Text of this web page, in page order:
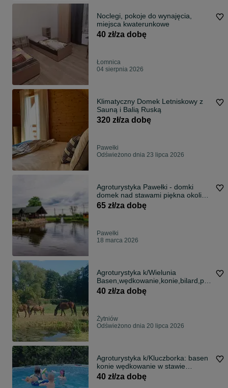
Noclegi, pokoje do wynajęcia,
miejsca kwaterunkowe
40 zł/za dobę
Łomnica
04 sierpnia 2026
Klimatyczny Domek Letniskowy z
Sauną i Balią Ruską
320 zł/za dobę
Pawełki
Odświeżono dnia 23 lipca 2026
Agroturystyka Pawełki - domki
domek nad stawami piękna okolica
lasy
65 zł/za dobę
Pawełki
18 marca 2026
Agroturystyka k/Wielunia
Basen,wędkowanie,konie,bilard,pla
c zabaw,grill,ognisko.Blisko lasy i
40 zł/za dobę
Żytniów
Odświeżono dnia 20 lipca 2026
Agroturystyka k/Kluczborka: basen
konie wędkowanie w stawie
gospodarzy w okolicy lasy zalewy
40 zł/za dobę